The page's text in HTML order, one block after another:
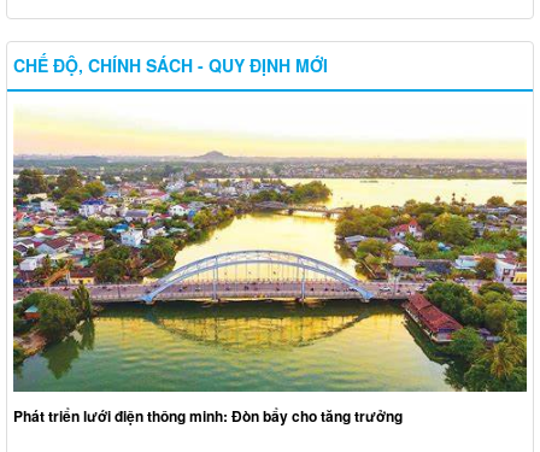
CHẾ ĐỘ, CHÍNH SÁCH - QUY ĐỊNH MỚI
Phát triển lưới điện thông minh: Đòn bẩy cho tăng trưởng